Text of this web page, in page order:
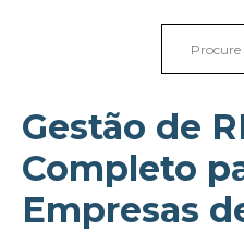
Gestão de
Completo
Empresas